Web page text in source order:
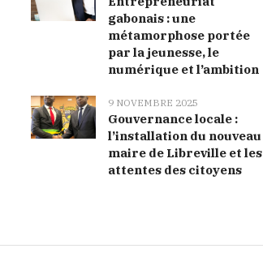
gabonais : une
métamorphose portée
par la jeunesse, le
numérique et l’ambition
9 NOVEMBRE 2025
Gouvernance locale :
l’installation du nouveau
maire de Libreville et les
attentes des citoyens